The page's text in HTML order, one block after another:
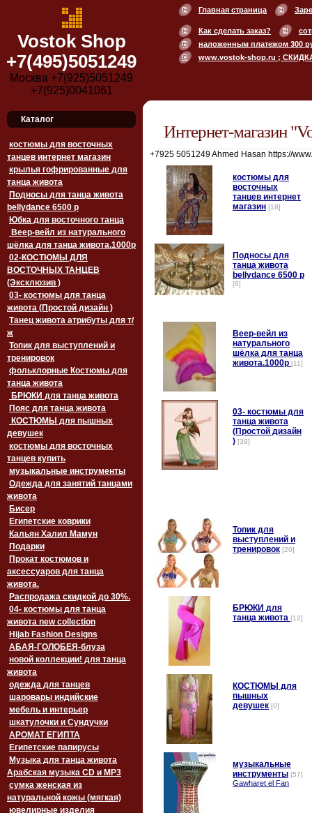
Vostok Shop
+7(495)5051249
Москва +7(925)5051249
+7(925)0041061
Главная страница
Как сделать заказ?
наложенным платежом 300
www.vostok-shop.ru ;
Каталог
костюмы для восточных
танцев интернет магазин
крылья гофрированные для
танца живота
Подносы для танца живота
bellydance 6500 p
Юбка для восточного танца
Веер-вейл из натурального
шёлка для танца живота.1000p
02-КОСТЮМЫ ДЛЯ
ВОСТОЧНЫХ ТАНЦЕВ
(Эксклюзив )
03- костюмы для танца
живота (Простой дизайн )
Танец живота атрибуты для т/
ж
Топик для выступлений и
тренировок
фольклорные Костюмы для
танца живота
БРЮКИ для танца живота
Пояс для танца живота
девушек
костюмы для восточных
танцев купить
музыкальные инструменты
Одежда для занятий танцами
живота
Бисер
Египетские коврики
Кальян Халил Мамун
Подарки
Прокат костюмов и
аксессуаров для танца
живота.
Распродажа скидкой до 30%.
04- костюмы для танца
живота new collection
Hijab Fashion Designs
АБАЯ-ГОЛОБЕЯ-блуза
новой коллекции! для танца
живота
одежда для танцев
шаровары индийские
мебель и интерьер
шкатулочки и Сундучки
АРОМАТ ЕГИПТА
Египетские папирусы
Музыка для танца живота
Арабская музыка CD и MP3
сумка женская из
натуральной кожы (мягкая)
ювелирные изделия
Интернет-магазин
+7925 5051249 Ahmed Hasan https://
костюмы для
восточных
танцев интернет
магазин [18]
Подносы для
танца живота
bellydance 6500 p
[6]
Веер-вейл из
натурального
шёлка для танца
живота.1000p [11]
03- костюмы для
танца живота
(Простой дизайн
) [39]
Топик для
выступлений и
тренировок [20]
БРЮКИ для
танца живота [12]
пышных
девушек [0]
музыкальные
инструменты [57]
Gawharet el Fan